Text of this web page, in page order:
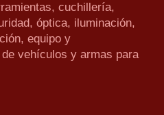
cuchillería,
óptica, iluminación,
equipo y
vehículos y armas para